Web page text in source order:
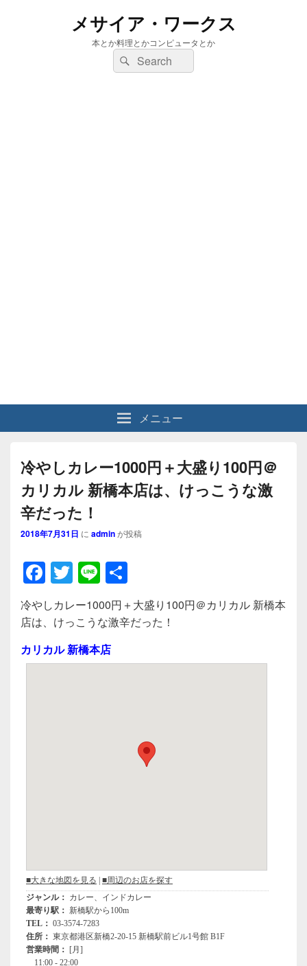
メサイア・ワークス
本とか料理とかコンピュータとか
検
索:
検
索
メニュー
冷やしカレー1000円＋大盛り100円＠
カリカル 新橋本店は、けっこうな激
辛だった！
2018年7月31日 に adminが投稿
F
a
c
e
b
T
wi
tt
er
Li
n
e
有
冷やしカレー1000円＋大盛り100円＠カリカル 新橋本
店は、けっこうな激辛だった！
カリカル 新橋本店